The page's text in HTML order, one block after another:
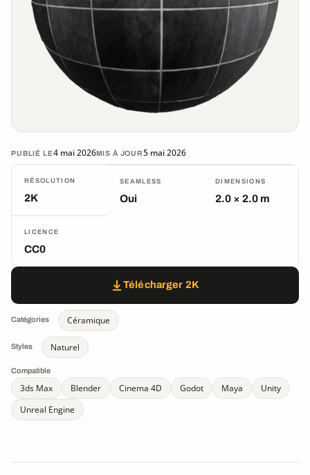
PUBLIÉ LE4 mai 2026MIS À JOUR5 mai 2026
RÉSOLUTION
2K
SEAMLESS
Oui
DIMENSIONS
2.0 × 2.0 m
LICENCE
CC0
Télécharger 2K
Catégories Céramique
Styles Naturel
Compatible
3ds Max Blender Cinema 4D Godot Maya
Unity
Unreal Engine